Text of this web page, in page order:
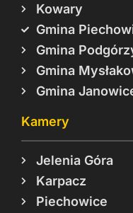
Kowary
Gmina
Gmina
Gmina
Gmina
Kamery
Jelenia Góra
Karpacz
Piechowice